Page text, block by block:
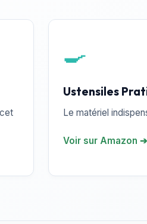
🍳
Ustensiles
Le matériel
Voir sur Amazon ➔